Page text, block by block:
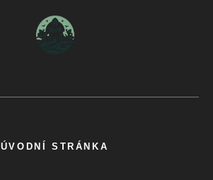
ÚVODNÍ STRÁNKA